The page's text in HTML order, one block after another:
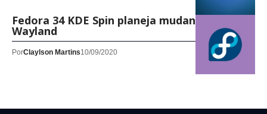
Fedora 34 KDE Spin planeja mudança para
Wayland
PorClaylson Martins10/09/2020